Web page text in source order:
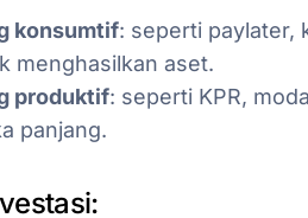
konsumtif: seperti paylater,
menghasilkan aset.
produktif: seperti KPR,
panjang.